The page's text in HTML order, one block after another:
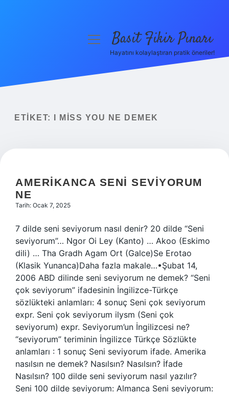
Yasal Uyarı
menüyüBasit Fikir Pınarı
Hayatını kolaylaştıran pratik öneriler!
ETIKET: I MISS YOU NE DEMEK
AMERIKANCA SENI SEVIYORUM
NE
Tarih: Ocak 7, 2025
7 dilde seni seviyorum nasıl denir? 20 dilde “Seni
seviyorum”… Ngor Oi Ley (Kanto) … Akoo (Eskimo
dili) … Tha Gradh Agam Ort (Galce)Se Erotao
(Klasik Yunanca)Daha fazla makale…•Şubat 14,
2006 ABD dilinde seni seviyorum ne demek? “Seni
çok seviyorum” ifadesinin İngilizce-Türkçe
sözlükteki anlamları: 4 sonuç Seni çok seviyorum
expr. Seni çok seviyorum ilysm (Seni çok
seviyorum) expr. Seviyorum’un İngilizcesi ne?
“seviyorum” teriminin İngilizce Türkçe Sözlükte
anlamları : 1 sonuç Seni seviyorum ifade. Amerika
nasılsın ne demek? Nasılsın? Nasılsın? İfade
Nasılsın? 100 dilde seni seviyorum nasıl yazılır?
Seni 100 dilde seviyorum: Almanca Seni seviyorum: